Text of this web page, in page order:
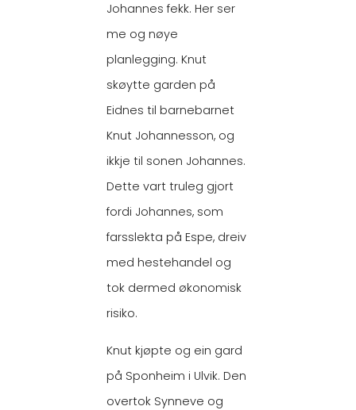
Johannes fekk. Her ser
me og nøye
planlegging. Knut
skøytte garden på
Eidnes til barnebarnet
Knut Johannesson, og
ikkje til sonen Johannes.
Dette vart truleg gjort
fordi Johannes, som
farsslekta på Espe, dreiv
med hestehandel og
tok dermed økonomisk
risiko.
Knut kjøpte og ein gard
på Sponheim i Ulvik. Den
overtok Synneve og